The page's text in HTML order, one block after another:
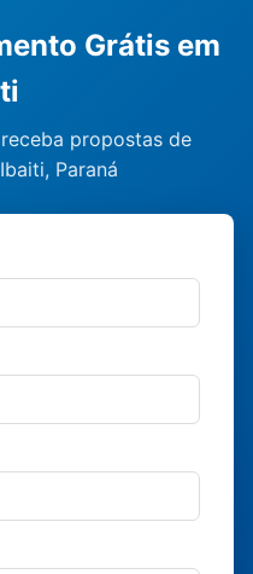
Grátis em
propostas de
Paraná